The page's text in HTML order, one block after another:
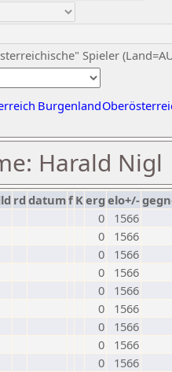
Spieler
Burgenland
Harald Nigl
rd datumf Kerg elo+/-
0
1566
0
1566
0
1566
0
1566
0
1566
0
1566
0
1566
0
1566
0
1566